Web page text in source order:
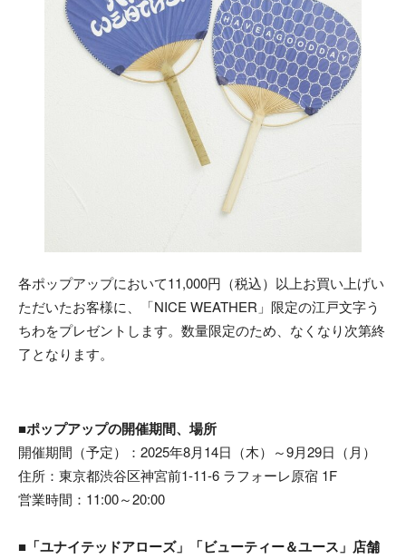
各ポップアップにおいて11,000円（税込）以上お買い上げい
ただいたお客様に、「NICE WEATHER」限定の江戸文字う
ちわをプレゼントします。数量限定のため、なくなり次第終
了となります。
■ポップアップの開催期間、場所
開催期間（予定）：2025年8月14日（木）～9月29日（月）
住所：東京都渋谷区神宮前1-11-6 ラフォーレ原宿 1F
営業時間：11:00～20:00
■「ユナイテッドアローズ」「ビューティー＆ユース」店舗